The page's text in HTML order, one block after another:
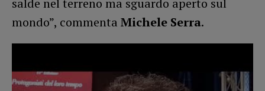
mondo”, commenta Michele Serra.